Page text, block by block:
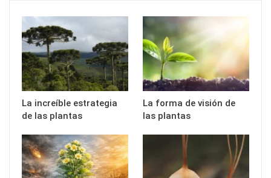
La increíble estrategia
de las plantas
La forma de visión de
las plantas